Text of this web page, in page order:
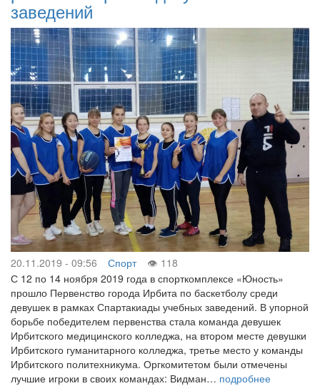
заведений
20.11.2019 - 09:56 Спорт
118
С 12 по 14 ноября 2019 года в спорткомплексе «Юность»
прошло Первенство города Ирбита по баскетболу среди
девушек в рамках Спартакиады учебных заведений. В упорной
борьбе победителем первенства стала команда девушек
Ирбитского медицинского колледжа, на втором месте девушки
Ирбитского гуманитарного колледжа, третье место у команды
Ирбитского политехникума. Оргкомитетом были отмечены
лучшие игроки в своих командах: Видман… подробнее